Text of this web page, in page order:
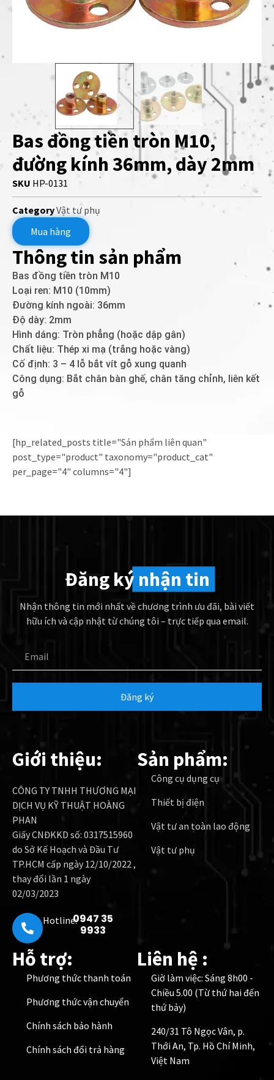
Bas đồng tiền tròn M10,
đường kính 36mm, dày 2mm
SKU HP-0131
CategoryVật tư phụ
Mua hàng
Thông tin sản phẩm
Bas đồng tiền tròn M10
Loại ren: M10 (10mm)
Đường kính ngoài: 36mm
Độ dày: 2mm
Hình dáng: Tròn phẳng (hoặc dập gân)
Chất liệu: Thép xi mạ (trắng hoặc vàng)
Cố định: 3 – 4 lỗ bắt vít gỗ xung quanh
Công dụng: Bắt chân bàn ghế, chân tăng chỉnh, liên kết
gỗ
[hp_related_posts title="Sản phẩm liên quan"
post_type="product" taxonomy="product_cat"
per_page="4" columns="4"]
Đăng ký nhận tin
Nhận thông tin mới nhất về chương trình ưu đãi, bài viết
hữu ích và cập nhật từ chúng tôi – trực tiếp qua email.
Đăng ký
Giới thiệu:
CÔNG TY TNHH THƯƠNG MẠI
DỊCH VỤ KỸ THUẬT HOÀNG
PHAN
Giấy CNĐKKD số: 0317515960
do Sở Kế Hoạch và Đầu Tư
TP.HCM cấp ngày 12/10/2022 ,
thay đổi lần 1 ngày
02/03/2023
Hotline:0947 35
9933
Sản phẩm:
Công cụ dụng cụ
Thiết bị điện
Vật tư an toàn lao động
Vật tư phụ
Hỗ trợ:
Phương thức thanh toán
Phương thức vận chuyển
Chính sách bảo hành
Chính sách đổi trả hàng
Liên hệ :
Giờ làm việc: Sáng 8h00 -
Chiều 5.00 (Từ thứ hai đến
thứ bảy)
240/31 Tô Ngọc Vân, p.
Thới An, Tp. Hồ Chí Minh,
Việt Nam